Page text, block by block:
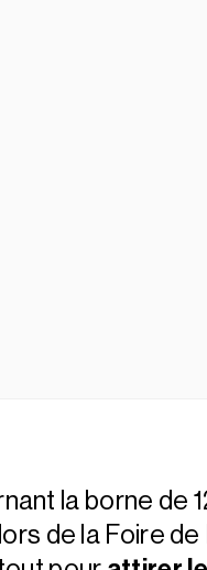
la borne de
de la Foire de